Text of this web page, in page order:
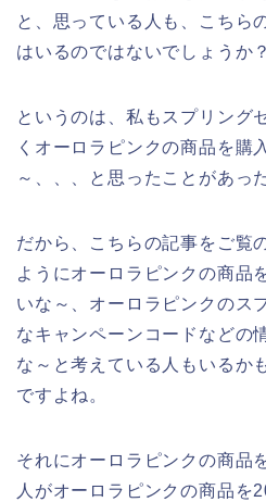
と、思っている人も、こちら
はいるのではないでしょうか？
というのは、私もスプリング
くオーロラピンクの商品を購
～、、、と思ったことがあっ
だから、こちらの記事をご覧
ようにオーロラピンクの商品
いな～、オーロラピンクのス
なキャンペーンコードなどの
な～と考えている人もいるか
ですよね。
それにオーロラピンクの商品
人がオーロラピンクの商品を